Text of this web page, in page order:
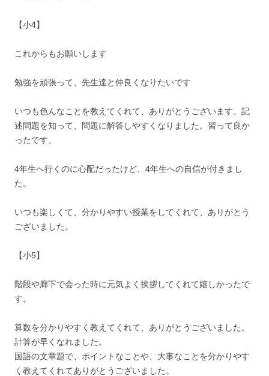
【小4】
これからもお願いします
勉強を頑張って、先生達と仲良くなりたいです
いつも色んなことを教えてくれて、ありがとうございます。記
述問題を知って、問題に解答しやすくなりました。習って良か
ったです。
4年生へ行くのに心配だったけど、4年生への自信が付きまし
た。
いつも楽しくて、分かりやすい授業をしてくれて、ありがとう
ございました。
【小5】
階段や廊下で会った時に元気よく挨拶してくれて嬉しかったで
す。
算数を分かりやすく教えてくれて、ありがとうございました。
計算が早くなれました。
国語の文章題で、ポイントなことや、大事なことを分かりやす
く教えてくれてありがとうございました。